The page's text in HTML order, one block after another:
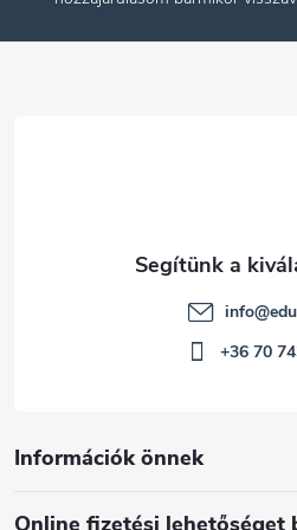
é
Információk önnek
Online fizetési lehetőséget
info@
+36 70